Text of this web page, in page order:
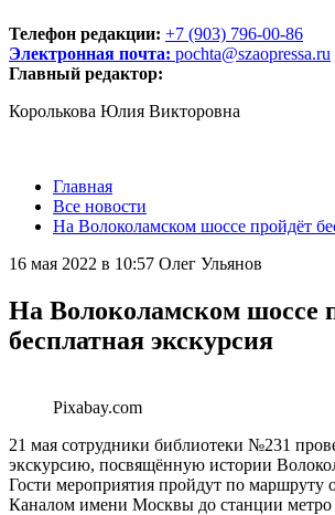
Телефон редакции: +7 (903) 796-00-86
Электронная почта: pochta@szaopressa.ru
Главный редактор:
Королькова Юлия Викторовна
Главная
Все новости
На Волоколамском шоссе пройдёт
16 мая 2022 в 10:57 Олег Ульянов
На Волоколамском шоссе
бесплатная экскурсия
Pixabay.com
21 мая сотрудники библиотеки №231
экскурсию, посвящённую истории
Гости мероприятия пройдут по маршруту
Каналом имени Москвы до станции метро